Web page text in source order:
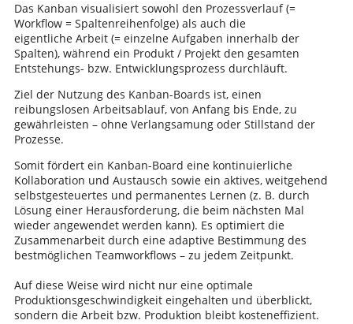
Das Kanban visualisiert sowohl den Prozessverlauf (=
Workflow = Spaltenreihenfolge) als auch die
eigentliche Arbeit (= einzelne Aufgaben innerhalb der
Spalten), während ein Produkt / Projekt den gesamten
Entstehungs- bzw. Entwicklungsprozess durchläuft.
Ziel der Nutzung des Kanban-Boards ist, einen
reibungslosen Arbeitsablauf, von Anfang bis Ende, zu
gewährleisten – ohne Verlangsamung oder Stillstand der
Prozesse.
Somit fördert ein Kanban-Board eine kontinuierliche
Kollaboration und Austausch sowie ein aktives, weitgehend
selbstgesteuertes und permanentes Lernen (z. B. durch
Lösung einer Herausforderung, die beim nächsten Mal
wieder angewendet werden kann). Es optimiert die
Zusammenarbeit durch eine adaptive Bestimmung des
bestmöglichen Teamworkflows – zu jedem Zeitpunkt.
Auf diese Weise wird nicht nur eine optimale
Produktionsgeschwindigkeit eingehalten und überblickt,
sondern die Arbeit bzw. Produktion bleibt kosteneffizient.